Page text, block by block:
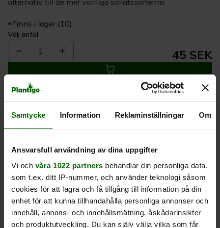
Samtycke Information Reklaminställningar Om
Ansvarsfull användning av dina uppgifter
Vi och våra 1022 partners behandlar din personliga data,
som t.ex. ditt IP-nummer, och använder teknologi såsom
cookies för att lagra och få tillgång till information på din
enhet för att kunna tillhandahålla personliga annonser och
innehåll, annons- och innehållsmätning, åskådarinsikter
och produktutveckling. Du kan själv välja vilka som får
alternativ till de mer vanliga sallatssorterna.
Finns i lager (10)
Välj antal
1 45 SEK
Beskrivning
Produktrecensioner